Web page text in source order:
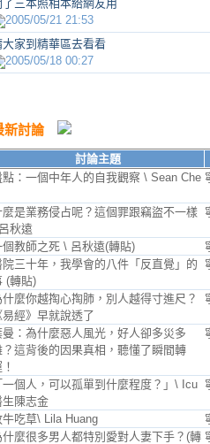
了三本照相本給網友用
2005/05/21 21:53
大家到精華區去看看
2005/05/18 00:27
新討論
討論主題
點：一個中年人的自我觀察 \ Sean Che
麼是業務侵占呢？這個罪跟竊盜不一樣
秋遠
個教師之死 \ 呂秋遠(轉貼)
院三十年，我學會的八件「反直覺」的
(轉貼)
什麼你越掏心掏肺，別人越得寸進尺？
易經》早就說透了
曼：為什麼惡人風光，好人卻多災多
？這背後的因果真相，聽懂了瞬間轉
一個人，可以孤單到什麼程度？」\ Icu
生陳志金
牛吃草\ Lila Huang
什麼很多男人都特別愛對人妻下手？(轉